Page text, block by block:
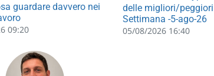
guardare davvero nei
09:20
delle migliori/
Settimana -5-ago-26
05/08/2026 16:40